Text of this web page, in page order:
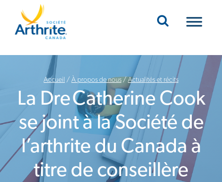
Mobile Navigation
Accueil / À propos de nous / Actualités et récits
La Dre Catherine Cook
se joint à la Société de
l’arthrite du Canada à
titre de conseillère